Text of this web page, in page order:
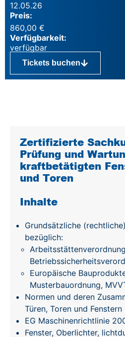
12.05.26
Preis:
860,00 €
Verfügbarkeit:
Tickets buchen
Zertifizierte
Prüfung und
kraftbetätigten
und Toren
Inhalte
Grundsätzliche
bezüglich:
Europäische
Musterbauordnung,
Normen und deren
Türen, Toren und Fenstern
EG Maschinenrichtlinie
Fenster, Oberlichter,